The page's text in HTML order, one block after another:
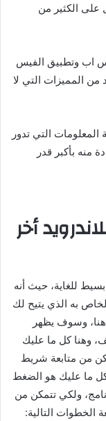
على الكثير من
اب وتطبيق الفيس
من المميزات التي لا
التي تدور
منه بأكبر قدر
أخر
للغاية، حيث أنه
به الذي يتيح لك
وسوف يظهر
وهنا كل ما عليك
من متابعة شريط
كل ما عليك هو الضغط
ولكي تتمكن من
الخطوات التالية: